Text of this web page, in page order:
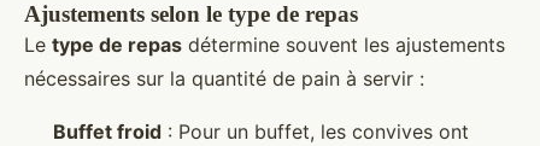
Ajustements selon le type de repas
Le type de repas détermine souvent les ajustements
nécessaires sur la quantité de pain à servir :
Buffet froid : Pour un buffet, les convives ont